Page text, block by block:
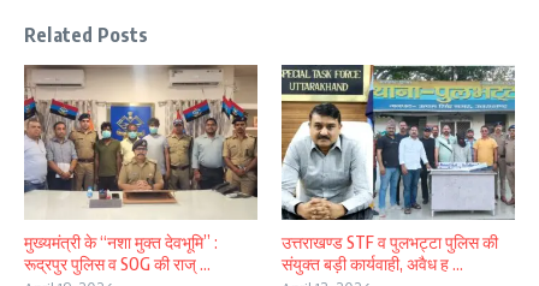
Related Posts
मुख्यमंत्री के “नशा मुक्त देवभूमि” :
रूद्रपुर पुलिस व SOG की राज् ...
उत्तराखण्ड STF व पुलभट्टा पुलिस की
संयुक्त बड़ी कार्यवाही, अवैध ह ...